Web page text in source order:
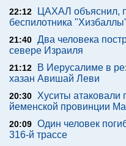
22:12
ЦАХАЛ объяснил,
беспилотника
21:40 Два человека
севере Израиля
21:12
В Иерусалиме в
хазан Авишай Леви
20:30
Хуситы атаковали
йеменской провинции
20:09 Один человек
316-й трассе